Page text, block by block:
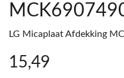
LG Micaplaat Afdekking
15,49